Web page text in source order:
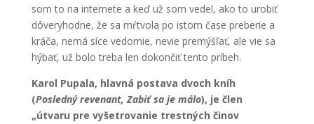
som to na internete a keď už som vedel, ako to urobiť
dôveryhodne, že sa mŕtvola po istom čase preberie a
kráča, nemá síce vedomie, nevie premýšľať, ale vie sa
hýbať, už bolo treba len dokončiť tento príbeh.
Karol Pupala, hlavná postava dvoch kníh
(Posledný revenant, Zabiť sa je málo), je člen
„útvaru pre vyšetrovanie trestných činov